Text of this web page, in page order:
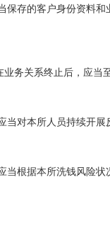
存的客户身份资料和
务关系终止后，应当
对本所人员持续开展
根据本所洗钱风险状